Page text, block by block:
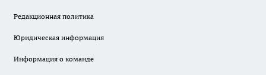
Редакционная политика
Юридическая информация
Информация о команде